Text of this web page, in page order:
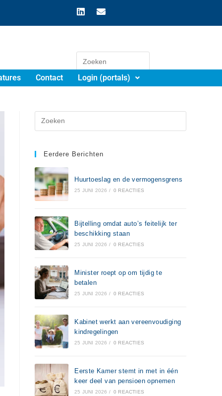
Contact Login (portals)
Eerdere Berichten
Huurtoeslag en de vermogensgrens
25 JUNI 2026 / 0 REACTIES
Bijtelling omdat auto’s feitelijk ter
beschikking staan
25 JUNI 2026 / 0 REACTIES
Minister roept op om tijdig te
betalen
25 JUNI 2026 / 0 REACTIES
Kabinet werkt aan vereenvoudiging
kindregelingen
25 JUNI 2026 / 0 REACTIES
Eerste Kamer stemt in met in één
keer deel van pensioen opnemen
25 JUNI 2026 / 0 REACTIES